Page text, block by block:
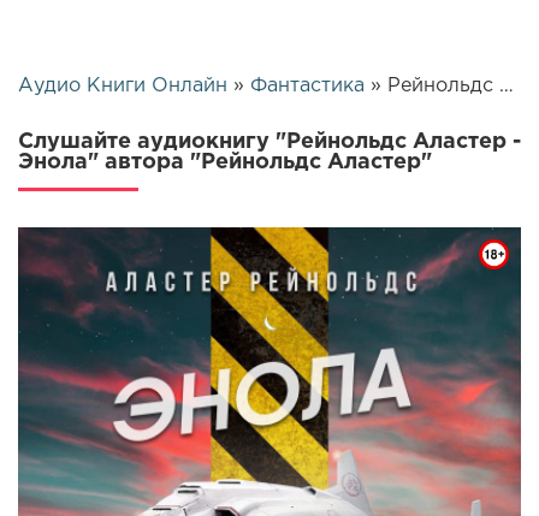
Аудио Книги Онлайн » Фантастика » Рейнольдс Аластер - Энола | 4301
Слушайте аудиокнигу "Рейнольдс Аластер -
Энола" автора "Рейнольдс Аластер"